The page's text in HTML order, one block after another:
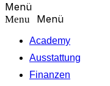
Menü
Menü
Academy
Ausstattung
Finanzen